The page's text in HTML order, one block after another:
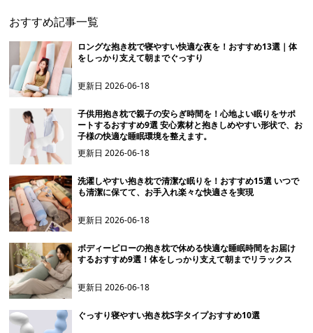
おすすめ記事一覧
ロングな抱き枕で寝やすい快適な夜を！おすすめ13選｜体
をしっかり支えて朝までぐっすり
更新日2026-06-18
子供用抱き枕で親子の安らぎ時間を！心地よい眠りをサポ
ートするおすすめ9選 安心素材と抱きしめやすい形状で、お
子様の快適な睡眠環境を整えます。
更新日2026-06-18
洗濯しやすい抱き枕で清潔な眠りを！おすすめ15選 いつで
も清潔に保てて、お手入れ楽々な快適さを実現
更新日2026-06-18
ボディーピローの抱き枕で休める快適な睡眠時間をお届け
するおすすめ9選！体をしっかり支えて朝までリラックス
更新日2026-06-18
ぐっすり寝やすい抱き枕S字タイプおすすめ10選